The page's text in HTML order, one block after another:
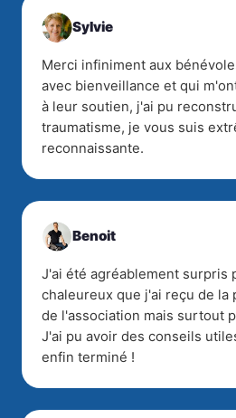
Sylvie
Merci infiniment aux
avec bienveillance et qui
à leur soutien, j'ai pu
traumatisme, je vous suis
reconnaissante.
Benoit
J'ai été agréablement surpris
chaleureux que j'ai reçu de la
de l'association mais surtout
J'ai pu avoir des conseils
enfin terminé !